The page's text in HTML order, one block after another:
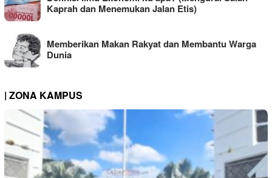
Kaprah dan Menemukan Jalan Etis)
Memberikan Makan Rakyat dan Membantu Warga
Dunia
| ZONA KAMPUS